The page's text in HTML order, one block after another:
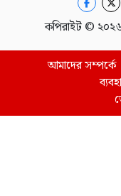
কপিরাইট © ২০২৬
আমাদের সম্পর্কে